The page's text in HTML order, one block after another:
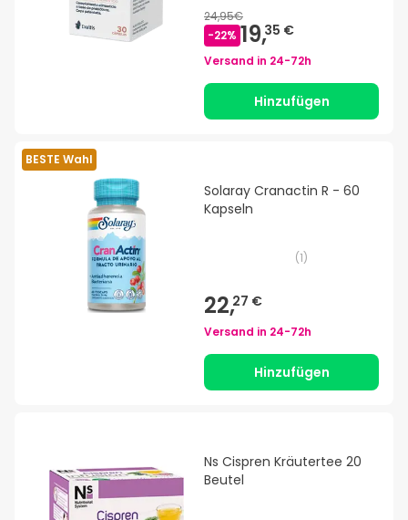
24,95€
-22% 19,35 €
Versand in 24-72h
Hinzufügen
BESTE Wahl
Solaray Cranactin R - 60
Kapseln
(1)
22,27 €
Versand in 24-72h
Hinzufügen
Ns Cispren Kräutertee 20
Beutel